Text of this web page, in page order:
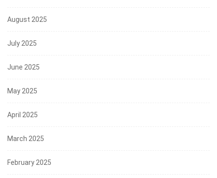
August 2025
July 2025
June 2025
May 2025
April 2025
March 2025
February 2025